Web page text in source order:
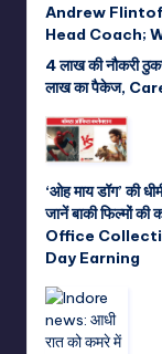
Andrew
Head Coach;
4 लाख की नौकरी
लाख का पैकेज,
‘ओह माय डॉग’ की
जानें बाकी फिल्मों
Office
Day Earning